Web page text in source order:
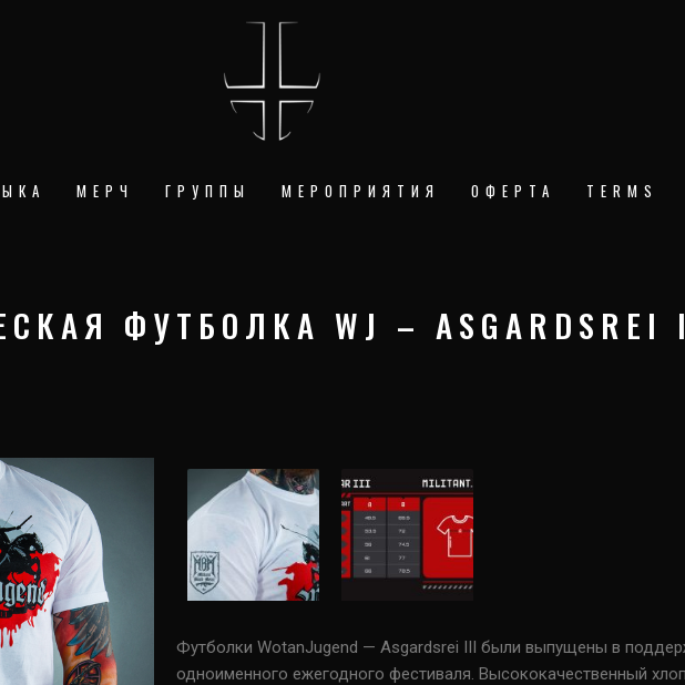
МЕРЧ ГРУППЫ МЕРОПРИЯТИЯ ОФЕРТА TERMS
ФУТБОЛКА WJ – ASGARDSREI
Футболки WotanJugend — Asgardsrei III были выпущены в
одноименного ежегодного фестиваля. Высококачественный